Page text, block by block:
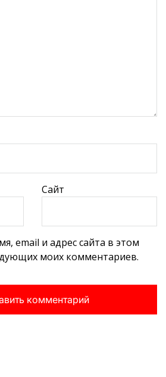
Сайт
email и адрес сайта в этом
моих комментариев.